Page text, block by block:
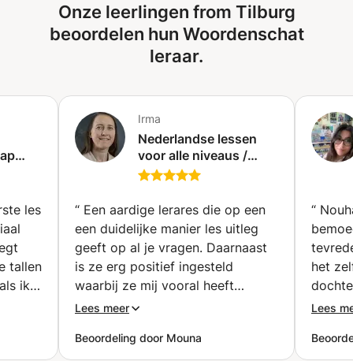
Onze leerlingen from Tilburg
beoordelen hun Woordenschat
leraar.
les
tallen
ik
Irma
Nederlandse lessen
voor alle niveaus /
Nederlandse lessen
“ Een aardige lerares die op een
een duidelijke manier les uitleg
geeft op al je vragen. Daarnaast
is ze erg positief ingesteld
waarbij ze mij vooral heeft
gemotiveerd om mijn best te
”
Lees meer
Beoordeling door Mouna
“
het
Lees